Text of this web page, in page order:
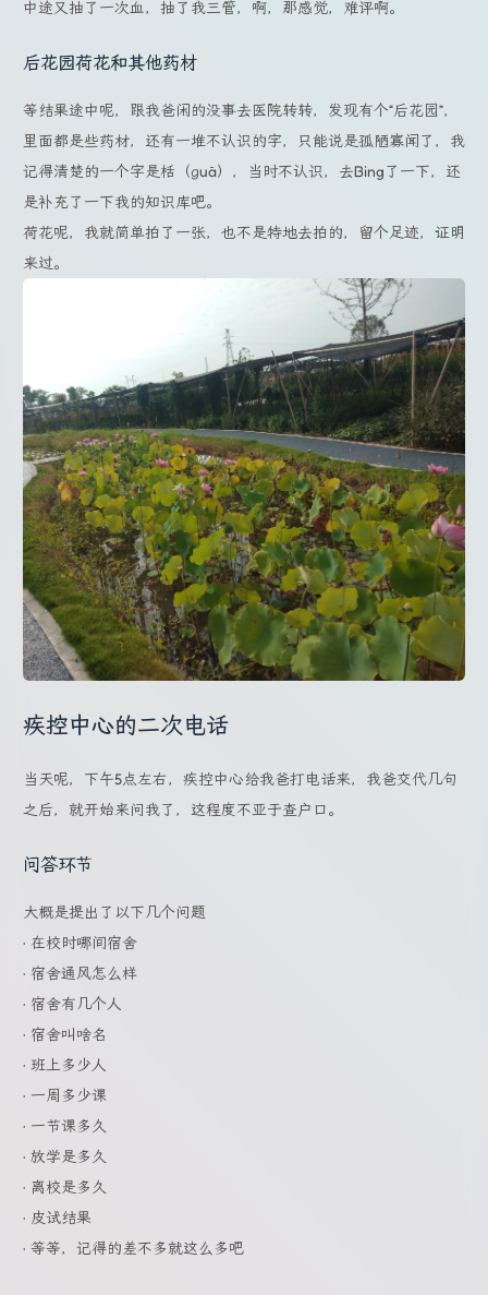
中途又抽了一次血，抽了我三管，啊，那感觉，难评啊。
后花园荷花和其他药材
等结果途中呢，跟我爸闲的没事去医院转转，发现有个“后花园”，
里面都是些药材，还有一堆不认识的字，只能说是孤陋寡闻了，我
记得清楚的一个字是栝（ɡuā），当时不认识，去Bing了一下，还
是补充了一下我的知识库吧。
荷花呢，我就简单拍了一张，也不是特地去拍的，留个足迹，证明
来过。
疾控中心的二次电话
当天呢，下午5点左右，疾控中心给我爸打电话来，我爸交代几句
之后，就开始来问我了，这程度不亚于查户口。
问答环节
大概是提出了以下几个问题
· 在校时哪间宿舍
· 宿舍通风怎么样
· 宿舍有几个人
· 宿舍叫啥名
· 班上多少人
· 一周多少课
· 一节课多久
· 放学是多久
· 离校是多久
· 皮试结果
· 等等，记得的差不多就这么多吧